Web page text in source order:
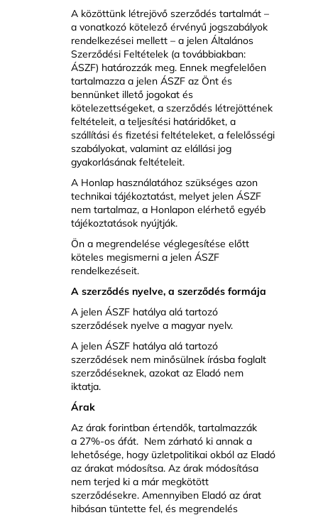
A közöttünk létrejövő szerződés tartalmát –
a vonatkozó kötelező érvényű jogszabályok
rendelkezései mellett – a jelen Általános
Szerződési Feltételek (a továbbiakban:
ÁSZF) határozzák meg. Ennek megfelelően
tartalmazza a jelen ÁSZF az Önt és
bennünket illető jogokat és
kötelezettségeket, a szerződés létrejöttének
feltételeit, a teljesítési határidőket, a
szállítási és fizetési feltételeket, a felelősségi
szabályokat, valamint az elállási jog
gyakorlásának feltételeit.
A Honlap használatához szükséges azon
technikai tájékoztatást, melyet jelen ÁSZF
nem tartalmaz, a Honlapon elérhető egyéb
tájékoztatások nyújtják.
Ön a megrendelése véglegesítése előtt
köteles megismerni a jelen ÁSZF
rendelkezéseit.
A szerződés nyelve, a szerződés formája
A jelen ÁSZF hatálya alá tartozó
szerződések nyelve a magyar nyelv.
A jelen ÁSZF hatálya alá tartozó
szerződések nem minősülnek írásba foglalt
szerződéseknek, azokat az Eladó nem
iktatja.
Árak
Az árak forintban értendők, tartalmazzák
a 27%-os áfát. Nem zárható ki annak a
lehetősége, hogy üzletpolitikai okból az Eladó
az árakat módosítsa. Az árak módosítása
nem terjed ki a már megkötött
szerződésekre. Amennyiben Eladó az árat
hibásan tüntette fel, és megrendelés